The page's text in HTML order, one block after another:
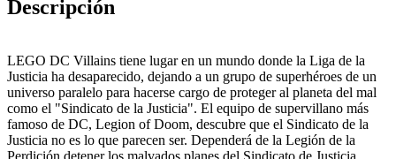
Descripción
LEGO DC Villains tiene lugar en un mundo donde la Liga de la
Justicia ha desaparecido, dejando a un grupo de superhéroes de un
universo paralelo para hacerse cargo de proteger al planeta del mal
como el "Sindicato de la Justicia". El equipo de supervillano más
famoso de DC, Legion of Doom, descubre que el Sindicato de la
Justicia no es lo que parecen ser. Dependerá de la Legión de la